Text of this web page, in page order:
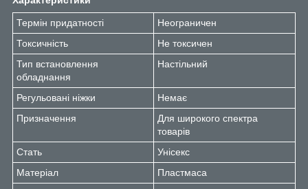
Термін придатності
Неограничен
Токсичність
Не токсичен
Тип встановлення
обладнання
Настільний
Регульовані ніжки
Немає
Призначення
Для широкого спектра
товарів
Стать
Унісекс
Матеріал
Пластмаса